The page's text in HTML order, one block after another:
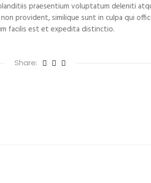
praesentium voluptatum deleniti
provident, similique sunt in culpa qui
facilis est et expedita distinctio.
Share: